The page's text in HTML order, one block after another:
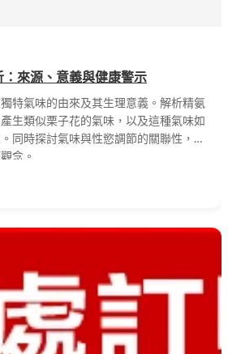
來源、意義與健康警示
特氣味的由來及其生理意義。解析精氨
生類似栗子花的氣味，以及這種氣味如
同時探討氣味與性慾調節的關聯性，並
念。